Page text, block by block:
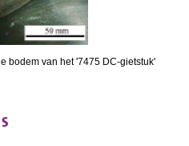
bodem van het '7475 DC-gietstuk'